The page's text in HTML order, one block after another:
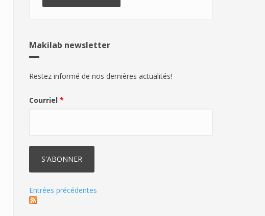
Makilab newsletter
Restez informé de nos dernières actualités!
Courriel *
Entrées précédentes